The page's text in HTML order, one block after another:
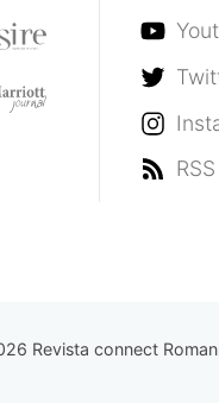
RSS
Revista connect